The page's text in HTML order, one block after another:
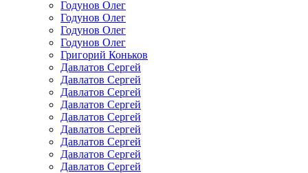
Годунов Олег
Годунов Олег
Годунов Олег
Годунов Олег
Григорий Коньков
Давлатов Сергей
Давлатов Сергей
Давлатов Сергей
Давлатов Сергей
Давлатов Сергей
Давлатов Сергей
Давлатов Сергей
Давлатов Сергей
Давлатов Сергей